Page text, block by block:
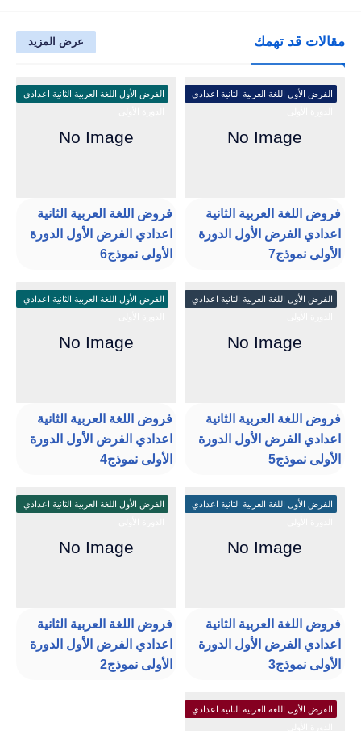
مقالات قد تهمك عرض المزيد
الفرض الأول اللغة العربية الثانية اعدادي
فروض اللغة العربية الثانية
اعدادي الفرض الأول الدورة
الأولى نموذج7
الفرض الأول اللغة العربية الثانية اعدادي
فروض اللغة العربية الثانية
اعدادي الفرض الأول الدورة
الأولى نموذج6
الفرض الأول اللغة العربية الثانية اعدادي
فروض اللغة العربية الثانية
اعدادي الفرض الأول الدورة
الأولى نموذج5
الفرض الأول اللغة العربية الثانية اعدادي
فروض اللغة العربية الثانية
اعدادي الفرض الأول الدورة
الأولى نموذج4
الفرض الأول اللغة العربية الثانية اعدادي
فروض اللغة العربية الثانية
اعدادي الفرض الأول الدورة
الأولى نموذج3
الفرض الأول اللغة العربية الثانية اعدادي
فروض اللغة العربية الثانية
اعدادي الفرض الأول الدورة
الأولى نموذج2
الفرض الأول اللغة العربية الثانية اعدادي